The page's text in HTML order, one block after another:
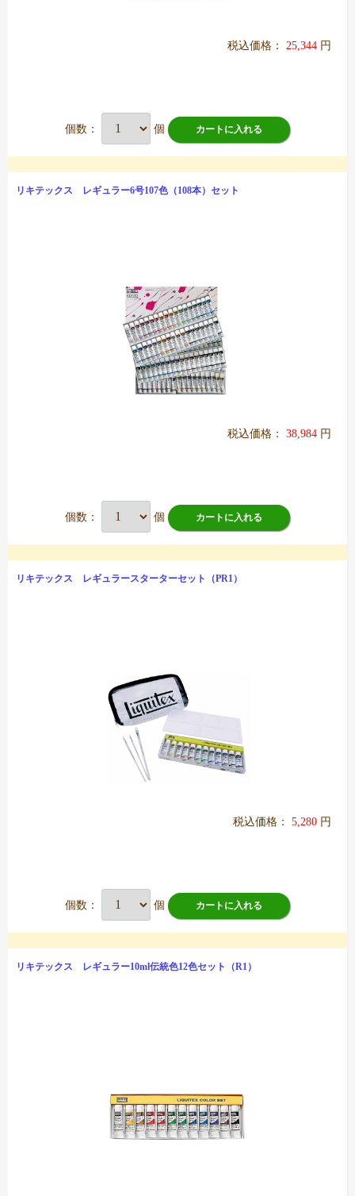
税込価格： 25,344 円
個数： 個 カートに入れる
リキテックス レギュラー6号107色（108本）セット
税込価格： 38,984 円
個数： 個 カートに入れる
リキテックス レギュラースターターセット（PR1）
税込価格： 5,280 円
個数： 個 カートに入れる
リキテックス レギュラー10ml伝統色12色セット（R1）